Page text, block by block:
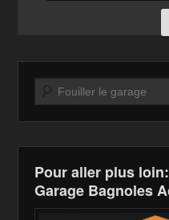
Recherche
Pour aller plus
Garage Bagnoles